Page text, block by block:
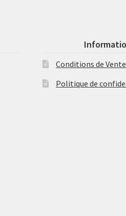
Conditions de Vente
Politique de